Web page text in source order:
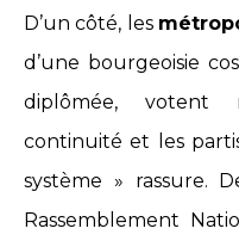
D’un côté, les
d’une bourgeoisie
diplômée, votent
continuité et les
système » rassure.
Rassemblement